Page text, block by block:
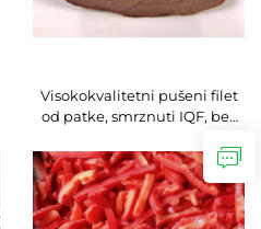
Visokokvalitetni pušeni filet
od patke, smrznuti IQF, bez
i ketering